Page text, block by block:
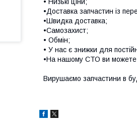
•Доставка запчастин із
•Швидка доставка;
•Самозахист;
• Обмін;
• У нас є знижки для
•На нашому СТО ви можете
Вирушаємо запчастини в